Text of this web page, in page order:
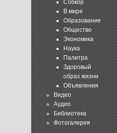
Собкор
В мире
Образование
Общество
Экономика
Наука
Палитра
Здоровый
образ жизни
Объявления
Видео
Аудио
Библиотека
Фотогалерея